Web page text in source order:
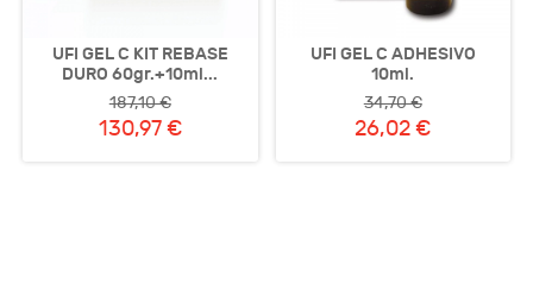
UFI GEL C KIT REBASE
DURO 60gr.+10ml...
187,10 €
130,97 €
UFI GEL C ADHESIVO
10ml.
34,70 €
26,02 €